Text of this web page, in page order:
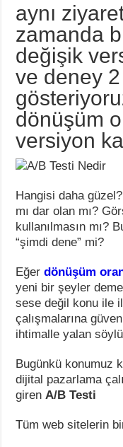
aynı
zamanda
değişik
ve deney
dönüşüm
versiyon
Hangisi daha
mı dar olan mı?
kullanılmasın mı?
“şimdi dene” mi?
Eğerdönüşüm
yeni bir şeyler
sese değil konu ile
çalışmalarına
ihtimalle yalan
Bugünkü konumuz
dijital pazarlama
girenA/B Testi
Tüm web sitelerin